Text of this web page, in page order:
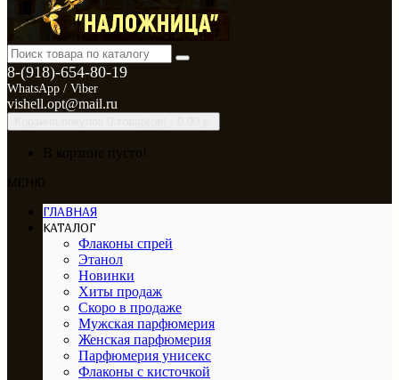
8-(918)-654-80-19
WhatsApp / Viber
vishell.opt@mail.ru
ГЛАВНАЯ
КАТАЛОГ
Флаконы спрей
Этанол
Новинки
Хиты продаж
Скоро в продаже
Мужская парфюмерия
Женская парфюмерия
Парфюмерия унисекс
Флаконы с кисточкой